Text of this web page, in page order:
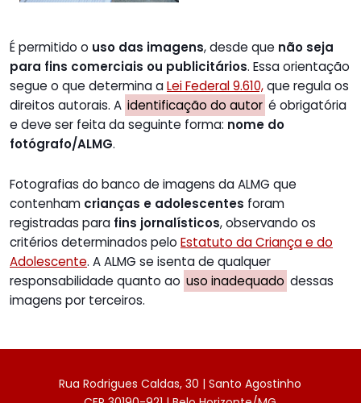
É permitido o uso das imagens, desde que não seja
para fins comerciais ou publicitários. Essa orientação
segue o que determina aLei Federal 9.610,que regula os
direitos autorais. A identificação do autor é obrigatória
e deve ser feita da seguinte forma: nome do
fotógrafo/ALMG.
Fotografias do banco de imagens da ALMG que
contenham crianças e adolescentes foram
registradas para fins jornalísticos, observando os
critérios determinados pelo Estatuto da Criança e do
Adolescente. A ALMG se isenta de qualquer
responsabilidade quanto ao uso inadequado dessas
imagens por terceiros.
Rua Rodrigues Caldas, 30 | Santo Agostinho